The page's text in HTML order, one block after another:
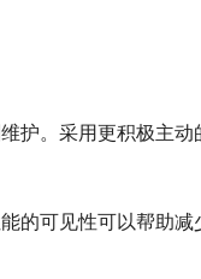
护。采用更积极主动
的可见性可以帮助减